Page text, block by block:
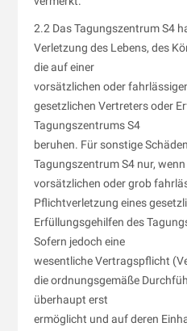
2.2 Das Tagungszentrum S4
Verletzung des Lebens, des
die auf einer
vorsätzlichen oder
gesetzlichen Vertreters oder
Tagungszentrums S4
beruhen. Für sonstige
Tagungszentrum S4 nur,
vorsätzlichen oder grob
Pflichtverletzung eines
Erfüllungsgehilfen des
Sofern jedoch eine
wesentliche Vertragspflicht
die ordnungsgemäße
überhaupt erst
ermöglicht und auf deren